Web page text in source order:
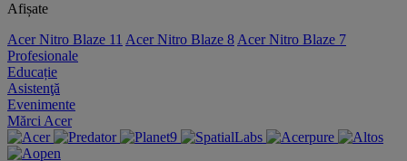
Afișate
Acer Nitro Blaze 11 Acer Nitro Blaze 8 Acer Nitro Blaze 7
Profesionale
Educație
Asistenţă
Evenimente
Mărci Acer